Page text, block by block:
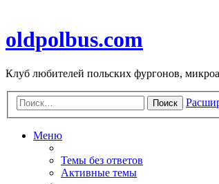
oldpolbus.com
Клуб любителей польских фургонов,
Поиск
Меню
Темы без ответов
Активные темы